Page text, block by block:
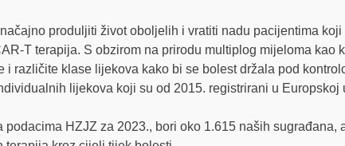
produljiti život oboljelih i vratiti nadu pacijentima
T terapija. S obzirom na prirodu multiplog mijeloma kao
i različite klase lijekova kako bi se bolest držala pod
lijekova koji su od 2015. registrirani u Europskoj
podacima HZJZ za 2023., bori oko 1.615 naših sugrađana,